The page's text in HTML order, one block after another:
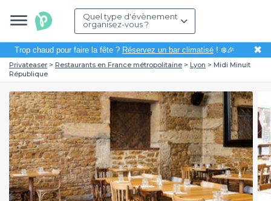
Quel type d'évènement
organisez-vous ?
Trop chaud pour faire la fête ? Réservez un bar climatisé! ❄️🎉 ✖
Privateaser Restaurants en France métropolitaine Lyon
Midi Minuit
République